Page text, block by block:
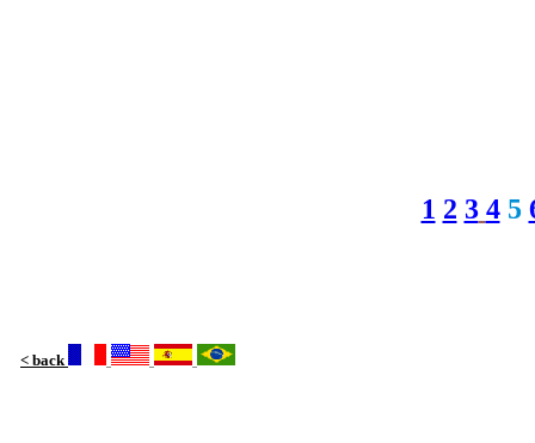
1 2 3 45
< back